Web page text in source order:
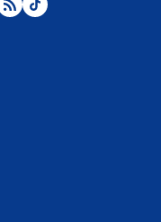
Espriella gobernará